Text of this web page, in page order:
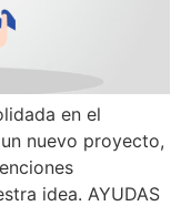
en el
nuevo proyecto,
idea. AYUDAS